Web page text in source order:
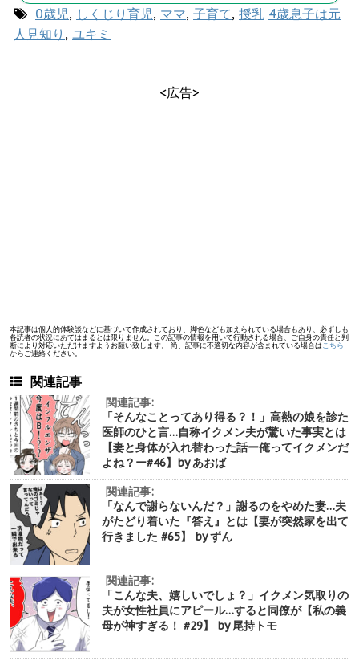
0歳児, しくじり育児, ママ, 子育て, 授乳 4歳息子は元
人見知り , ユキミ
<広告>
本記事は個人的体験談などに基づいて作成されており、脚色なども加えられている場合もあり、必ずしも
各読者の状況にあてはまるとは限りません。この記事の情報を用いて行動される場合、ご自身の責任と判
断により対応いただけますようお願い致します。 尚、記事に不適切な内容が含まれている場合は こちら
からご連絡ください。
関連記事
関連記事:
「そんなことってあり得る？！」高熱の娘を診た
医師のひと言…自称イクメン夫が驚いた事実とは
【妻と身体が入れ替わった話ー俺ってイクメンだ
よね？ー#46】by あおば
関連記事:
「なんで謝らないんだ？」謝るのをやめた妻…夫
がたどり着いた『答え』とは【妻が突然家を出て
行きました #65】 by ずん
関連記事:
「こんな夫、嬉しいでしょ？」イクメン気取りの
夫が女性社員にアピール…すると同僚が【私の義
母が神すぎる！ #29】 by 尾持トモ